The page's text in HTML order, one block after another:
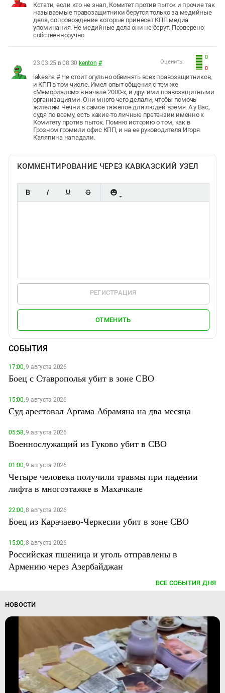
Кстати, если кто не знал, Комитет против пыток и прочие так
называемые правозащитники берутся только за медийные
дела, сопровождение которые принесет КПП медиа
упоминания. Не медийные дела они не берут. Проверено
собственноручно
0
0
Оценить:
23.03.25 в 08:30 kenton #
lakesha # Не стоит огульно обвинять всех правозащитников,
и КПП в том числе. Имел опыт общения с тем же
«Мемориалом» в начале 2000-х, и другими правозащитными
организациями. Они много чего делали, чтобы помочь
жителям Чечни в самое тяжелое для людей время. А у Вас,
судя по всему, есть какие-то личные претензии именно к
Комитету против пыток. Помню историю о том, как в
Грозном громили офис КПП, и на ее руководителя Игоря
Каляпина нападали.
КОММЕНТИРОВАНИЕ ЧЕРЕЗ КАВКАЗСКИЙ УЗЕЛ
РЕГИСТРАЦИЯ
ОТМЕНИТЬ
СОБЫТИЯ
17:00,9 августа 2026
Боец с Ставрополья убит в зоне СВО
15:00,9 августа 2026
Суд арестовал Аргама Абрамяна на два месяца
05:58,9 августа 2026
Военнослужащий из Гуково убит в СВО
01:00,9 августа 2026
Четыре человека получили травмы при падении
лифта в многоэтажке в Махачкале
22:00,8 августа 2026
Боец из Карачаево-Черкесии убит в зоне СВО
15:00,8 августа 2026
Российская пшеница и уголь отправлены в
Армению через Азербайджан
ВСЕ СОБЫТИЯ ДНЯ
НОВОСТИ